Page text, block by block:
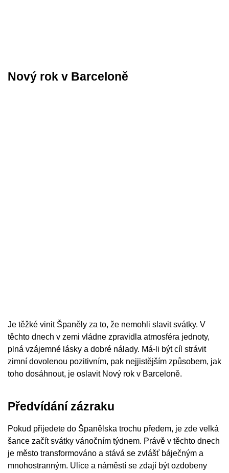
Nový rok v Barceloně
Je těžké vinit Španěly za to, že nemohli slavit svátky. V
těchto dnech v zemi vládne zpravidla atmosféra jednoty,
plná vzájemné lásky a dobré nálady. Má-li být cíl strávit
zimní dovolenou pozitivním, pak nejjistějším způsobem, jak
toho dosáhnout, je oslavit Nový rok v Barceloně.
Předvídání zázraku
Pokud přijedete do Španělska trochu předem, je zde velká
šance začít svátky vánočním týdnem. Právě v těchto dnech
je město transformováno a stává se zvlášť báječným a
mnohostranným. Ulice a náměstí se zdají být ozdobeny